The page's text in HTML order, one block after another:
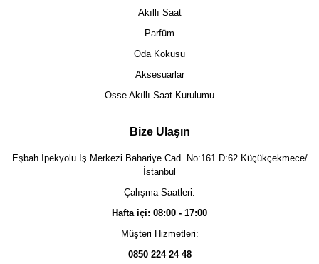
Akıllı Saat
Parfüm
Oda Kokusu
Aksesuarlar
Osse Akıllı Saat Kurulumu
Bize Ulaşın
Eşbah İpekyolu İş Merkezi Bahariye Cad. No:161 D:62 Küçükçekmece/
İstanbul
Çalışma Saatleri:
Hafta içi: 08:00 - 17:00
Müşteri Hizmetleri:
0850 224 24 48